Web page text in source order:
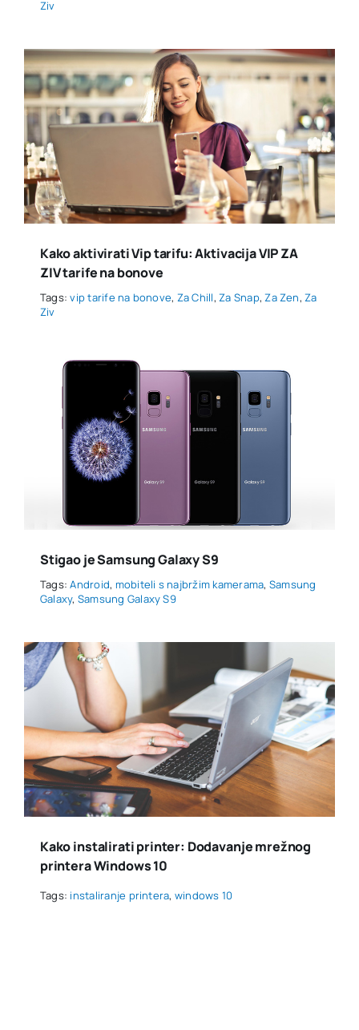
Ziv
Kako aktivirati Vip tarifu: Aktivacija VIP ZA
ZIV tarife na bonove
Tags:vip tarife na bonove, Za Chill,Za Snap,Za Zen,Za
Ziv
Stigao je Samsung Galaxy S9
Tags:Android, mobiteli s najbržim kamerama, Samsung
Galaxy, Samsung Galaxy S9
Kako instalirati printer: Dodavanje mrežnog
printera Windows 10
Tags: instaliranje printera, windows 10